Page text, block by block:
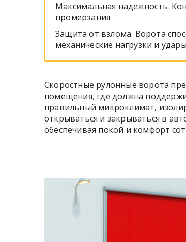
Максимальная надежность.
промерзания.
Защита от взлома. Ворота
механические нагрузки и
Скоростные рулонные ворота
помещения, где должна
правильный микроклимат,
открываться и закрываться в
обеспечивая покой и комфорт